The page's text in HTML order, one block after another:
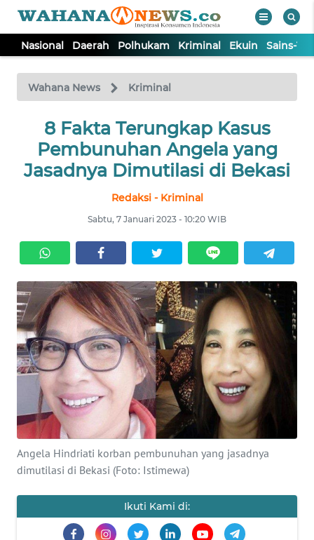
Nasional Daerah Polhukam Kriminal Ekuin Sains-
Wahana News Kriminal
8 Fakta Terungkap Kasus
Pembunuhan Angela yang
Jasadnya Dimutilasi di Bekasi
Redaksi - Kriminal
Sabtu, 7 Januari 2023 - 10:20 WIB
Angela Hindriati korban pembunuhan yang jasadnya
dimutilasi di Bekasi (Foto: Istimewa)
Ikuti Kami di:
TV
Tutup
NASIONAL
DAERAH
KRIMINAL
EKUIN
SAINS-TEKNO
KESEHATAN
INTERNASIONAL
SERBA-SERBI
PENDIDIKAN
OLAHRAGA